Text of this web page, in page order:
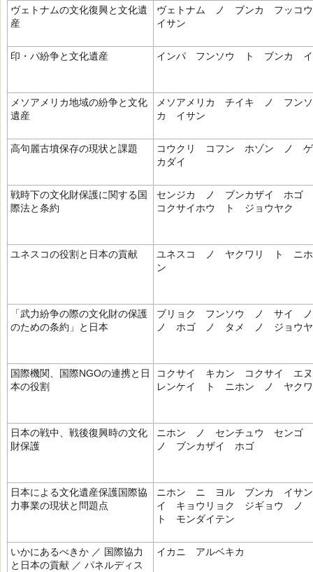
ヴェトナムの文化復興と文化遺
産
ヴェトナム ノ ブンカ フッ
イサン
印・パ紛争と文化遺産 インパ フンソウ ト ブンカ イ
メソアメリカ地域の紛争と文化
遺産
メソアメリカ チイキ ノ フン
カ イサン
高句麗古墳保存の現状と課題
コウクリ コフン ホゾン ノ
カダイ
戦時下の文化財保護に関する国
際法と条約
センジカ ノ ブンカザイ ホ
コクサイホウ ト ジョウヤク
ユネスコの役割と日本の貢献
ユネスコ ノ ヤクワリ ト ニ
ン
「武力紛争の際の文化財の保護
のための条約」と日本
ブリョク フンソウ ノ サイ
ノ ホゴ ノ タメ ノ ジョウ
国際機関、国際NGOの連携と日
本の役割
コクサイ キカン コクサイ エ
レンケイ ト ニホン ノ ヤクワ
日本の戦中、戦後復興時の文化
財保護
ニホン ノ センチュウ センゴ
ノ ブンカザイ ホゴ
日本による文化遺産保護国際協
力事業の現状と問題点
ニホン ニ ヨル ブンカ イサ
イ キョウリョク ジギョウ ノ
ト モンダイテン
いかにあるべきか ／ 国際協力
と日本の貢献 ／ パネルディス
イカニ アルベキカ